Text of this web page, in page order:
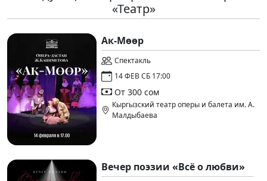
«Театр»
Ак-Мөөр
Спектакль
14 ФЕВ СБ 17:00
От 300 сом
Кыргызский театр оперы и балета им. А.
Малдыбаева
Вечер поэзии «Всё о любви»